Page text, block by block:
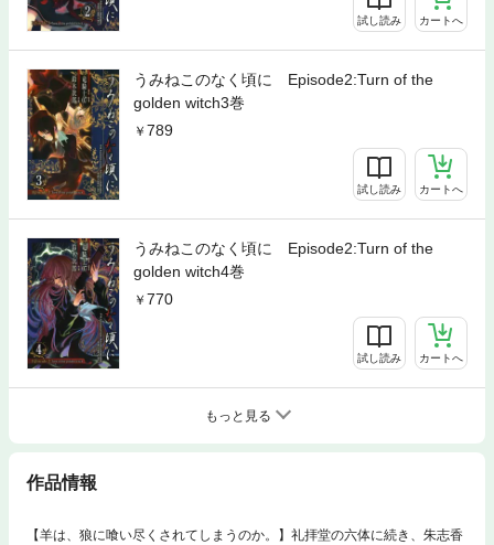
試し読み カートへ
うみねこのなく頃に Episode2:Turn of the
golden witch3巻
789
試し読み カートへ
うみねこのなく頃に Episode2:Turn of the
golden witch4巻
770
試し読み カートへ
もっと見る
作品情報
【羊は、狼に喰い尽くされてしまうのか。】礼拝堂の六体に続き、朱志香